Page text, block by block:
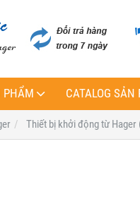
PHẨM CATALOG SẢN
Thiết bị khởi động từ